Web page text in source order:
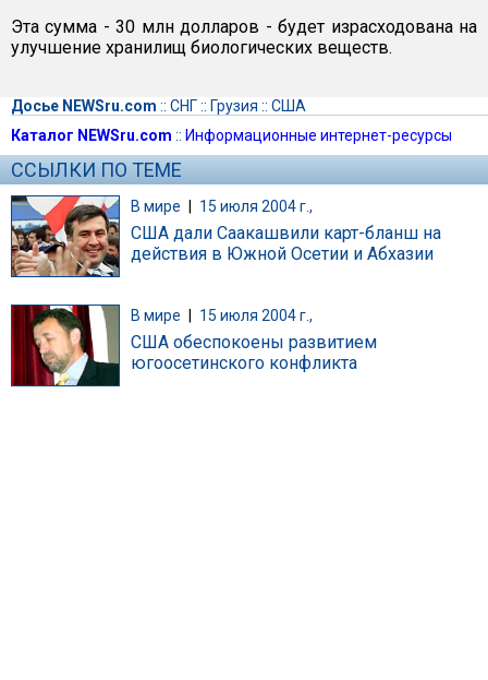
Эта сумма - 30 млн долларов - будет израсходована на
улучшение хранилищ биологических веществ.
Досье NEWSru.com :: СНГ:: Грузия :: США
Каталог NEWSru.com :: Информационные интернет-ресурсы
ССЫЛКИ ПО ТЕМЕ
В мире | 15 июля 2004 г.,
США дали Саакашвили карт-бланш на
действия в Южной Осетии и Абхазии
В мире 15 июля 2004 г.,
США обеспокоены развитием
югоосетинского конфликта